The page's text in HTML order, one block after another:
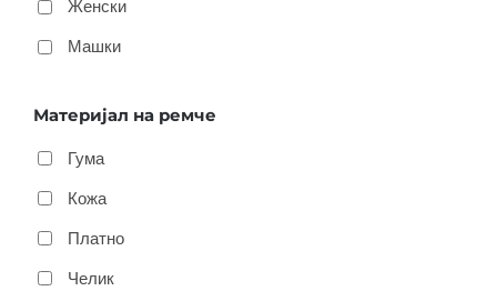
Женски
Машки
Материјал на ремче
Гума
Кожа
Платно
Челик